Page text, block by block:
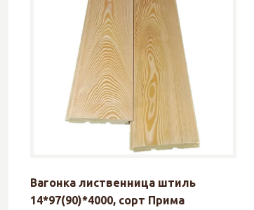
Вагонка лиственница штиль
14*97(90)*4000, сорт Прима